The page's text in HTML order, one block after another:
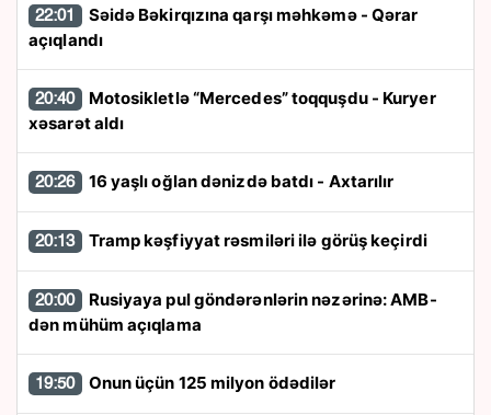
22:01
açıqlandı
20:40
xəsarət aldı
20:26 16 yaşlı oğlan dənizdə batdı - Axtarılır
20:13 Tramp kəşfiyyat rəsmiləri ilə görüş keçirdi
20:00
dən mühüm açıqlama
19:50 Onun üçün 125 milyon ödədilər